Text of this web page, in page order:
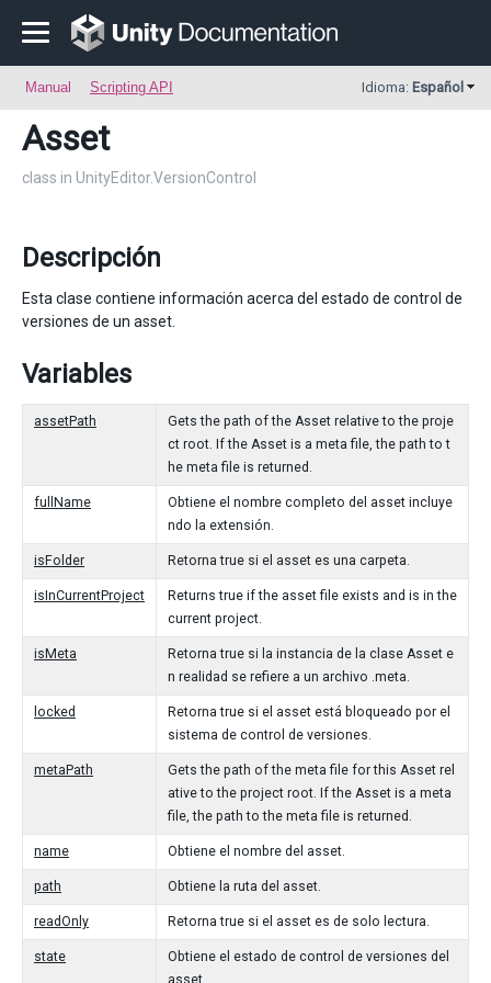
Manual Scripting API Idioma: Español
Asset
class in UnityEditor.VersionControl
Descripción
Esta clase contiene información acerca del estado de control de
versiones de un asset.
Variables
assetPath
Gets the path of the Asset relative to the proje
ct root. If the Asset is a meta file, the path to t
he meta file is returned.
fullName
Obtiene el nombre completo del asset incluye
ndo la extensión.
isFolder Retorna true si el asset es una carpeta.
isInCurrentProject
Returns true if the asset file exists and is in the
current project.
isMeta
Retorna true si la instancia de la clase Asset e
n realidad se refiere a un archivo .meta.
locked
Retorna true si el asset está bloqueado por el
sistema de control de versiones.
metaPath
Gets the path of the meta file for this Asset rel
ative to the project root. If the Asset is a meta
file, the path to the meta file is returned.
name Obtiene el nombre del asset.
path Obtiene la ruta del asset.
readOnly Retorna true si el asset es de solo lectura.
state
Obtiene el estado de control de versiones del
asset.